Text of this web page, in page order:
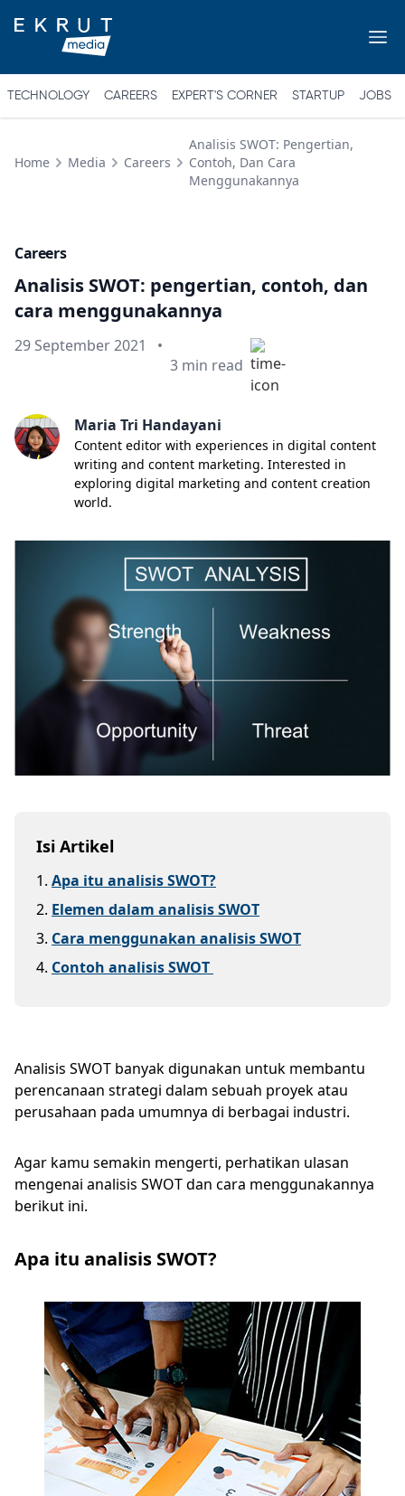
TECHNOLOGY CAREERS EXPERT'S CORNER STARTUP JOBS
Home Media Careers
Analisis SWOT: Pengertian,
Contoh, Dan Cara
Menggunakannya
Careers
Analisis SWOT: pengertian, contoh, dan
cara menggunakannya
Published on
29 September 2021
•
Min read
3 min read
Maria Tri Handayani
Content editor with experiences in digital content
writing and content marketing. Interested in
exploring digital marketing and content creation
world.
Isi Artikel
1. Apa itu analisis SWOT?
2. Elemen dalam analisis SWOT
3. Cara menggunakan analisis SWOT
4. Contoh analisis SWOT
Analisis SWOT banyak digunakan untuk membantu
perencanaan strategi dalam sebuah proyek atau
perusahaan pada umumnya di berbagai industri.
Agar kamu semakin mengerti, perhatikan ulasan
mengenai analisis SWOT dan cara menggunakannya
berikut ini.
Apa itu analisis SWOT?